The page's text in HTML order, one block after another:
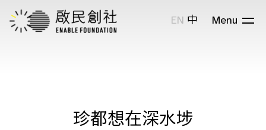
EN 中 Menu
珍都想在深水埗